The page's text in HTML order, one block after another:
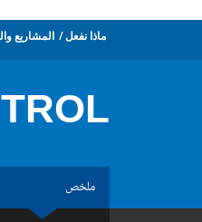
ماذا نفعل المشاريع
ملخص